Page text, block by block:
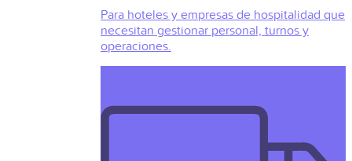
Para hoteles y empresas de hospitalidad que
necesitan gestionar personal, turnos y
operaciones.